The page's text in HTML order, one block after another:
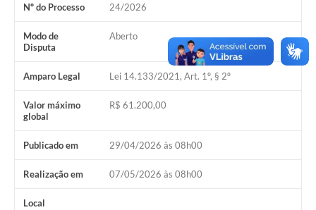
Nº do Processo 24/2026
Modo de
Disputa
Aberto
Amparo Legal Lei 14.133/2021, Art. 1º, § 2º
Valor máximo
global
R$ 61.200,00
Publicado em 29/04/2026 às 08h00
Realização em 07/05/2026 às 08h00
Local